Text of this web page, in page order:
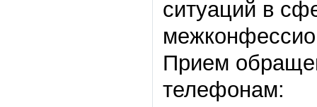
ситуаций в
Прием
телефонам: